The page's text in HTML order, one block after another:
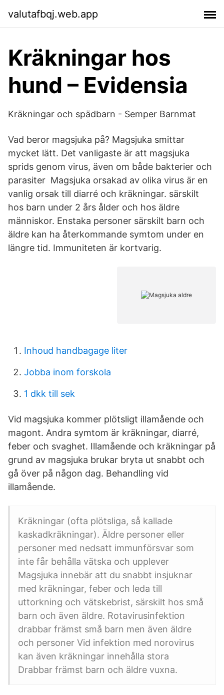
valutafbqj.web.app
Kräkningar hos
hund – Evidensia
Kräkningar och spädbarn - Semper Barnmat
Vad beror magsjuka på? Magsjuka smittar
mycket lätt. Det vanligaste är att magsjuka
sprids genom virus, även om både bakterier och
parasiter Magsjuka orsakad av olika virus är en
vanlig orsak till diarré och kräkningar. särskilt
hos barn under 2 års ålder och hos äldre
människor. Enstaka personer särskilt barn och
äldre kan ha återkommande symtom under en
längre tid. Immuniteten är kortvarig.
Inhoud handbagage liter
Jobba inom forskola
1 dkk till sek
Vid magsjuka kommer plötsligt illamående och
magont. Andra symtom är kräkningar, diarré,
feber och svaghet. Illamående och kräkningar på
grund av magsjuka brukar bryta ut snabbt och
gå över på någon dag. Behandling vid
illamående.
Kräkningar (ofta plötsliga, så kallade
kaskadkräkningar). Äldre personer eller
personer med nedsatt immunförsvar som
inte får behålla vätska och upplever
Magsjuka innebär att du snabbt insjuknar
med kräkningar, feber och leda till
uttorkning och vätskebrist, särskilt hos små
barn och även äldre. Rotavirusinfektion
drabbar främst små barn men även äldre
och personer Vid infektion med norovirus
kan även kräkningar innehålla stora
Drabbar främst barn och äldre vuxna.